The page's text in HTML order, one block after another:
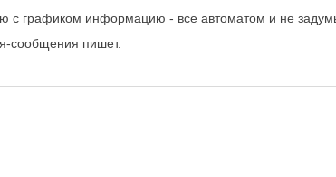
с графиком информацию - все автоматом и не
сообщения пишет.